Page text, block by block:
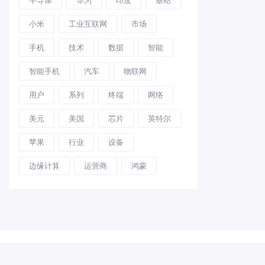
小米 工业互联网 市场
手机 技术 数据 智能
智能手机 汽车 物联网
用户 系列 终端 网络
美元 美国 芯片 英特尔
苹果 行业 设备
边缘计算 运营商 鸿蒙